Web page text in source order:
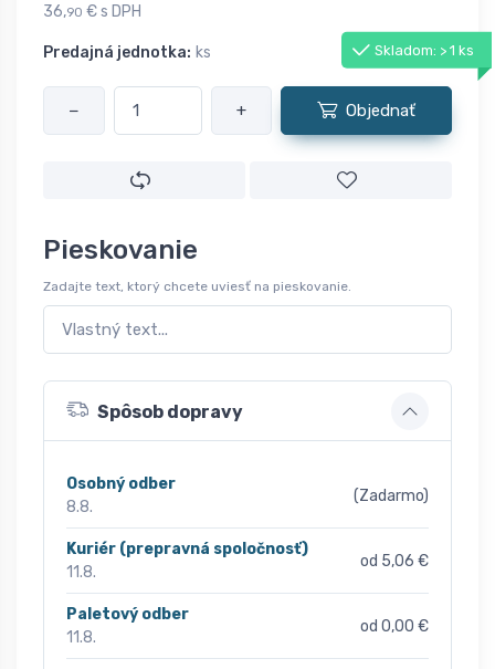
36,90 € s DPH
Predajná jednotka: ks Skladom: > 1 ks
− + Objednať
Pieskovanie
Zadajte text, ktorý chcete uviesť na pieskovanie.
Spôsob dopravy
Osobný odber
8.8.
(Zadarmo)
Kuriér (prepravná spoločnosť)
11.8.
od 5,06 €
Paletový odber
11.8.
od 0,00 €